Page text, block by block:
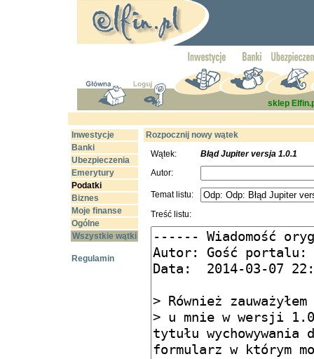
sklep
Inwestycje
Banki
Ubezpieczenia
Emerytury
Podatki
Biznes
Moje finanse
Ogólne
Wszystkie wątki
Regulamin
Rozpocznij nowy wątek
Wątek:
Błąd Jupiter versja 1.0.1
Autor:
Temat listu:
Treść listu: